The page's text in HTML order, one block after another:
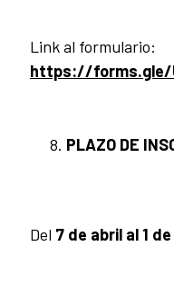
Link al formulario:
https://forms.gle/
PLAZO DE
Del 7 de abril al 1